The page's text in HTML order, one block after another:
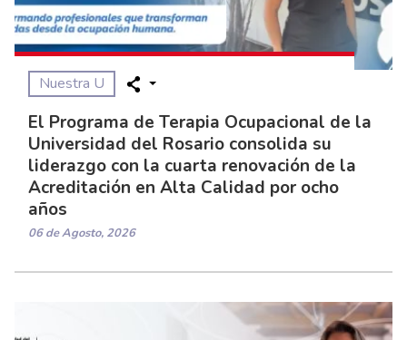
Nuestra U
El Programa de Terapia Ocupacional de la
Universidad del Rosario consolida su
liderazgo con la cuarta renovación de la
Acreditación en Alta Calidad por ocho
años
06 de Agosto, 2026